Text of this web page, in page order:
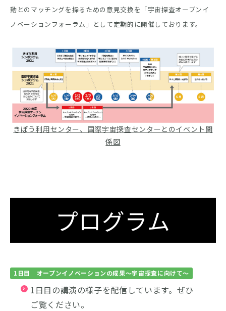
動とのマッチングを探るための意見交換を「宇宙探査オープンイ
ノベーションフォーラム」として定期的に開催しております。
きぼう利用センター、国際宇宙探査センターとのイベント関
係図
プログラム
1日目 オープンイノベーションの成果～宇宙探査に向けて～
1日目の講演の様子を配信しています。ぜひ
ご覧ください。